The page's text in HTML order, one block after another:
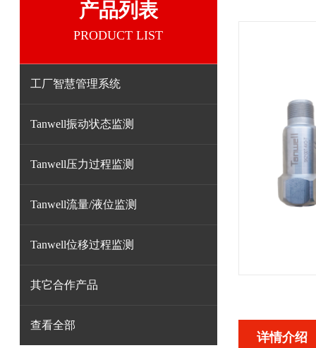
产品列表
PRODUCT LIST
工厂智慧管理系统
Tanwell振动状态监测
Tanwell压力过程监测
Tanwell流量/液位监测
Tanwell位移过程监测
其它合作产品
查看全部
详情介绍